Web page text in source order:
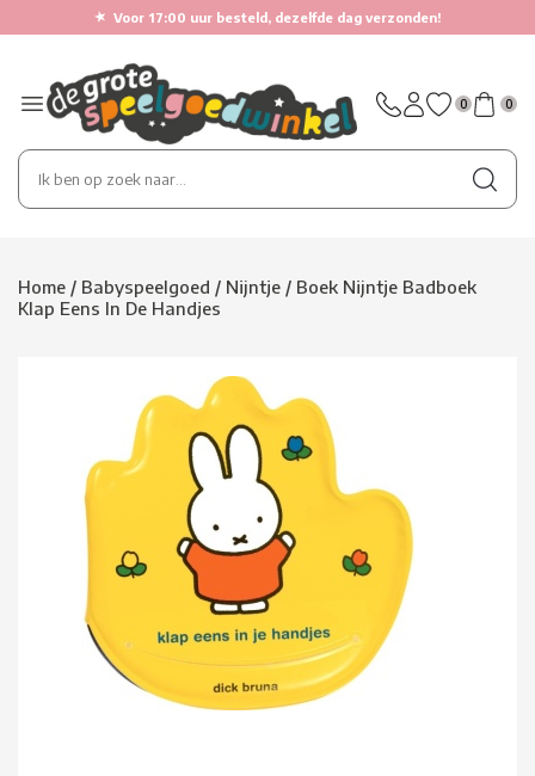
★ Voor 17:00 uur besteld, dezelfde dag verzonden!
0 0
Home / Babyspeelgoed / Nijntje / Boek Nijntje Badboek
Klap Eens In De Handjes